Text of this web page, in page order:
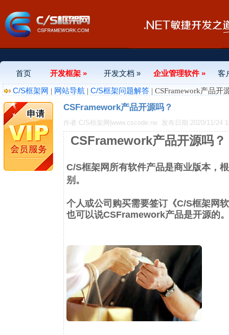
首页 开发框架 » 开发文档 » 企业管理软件 »
客
C/S框架网 | 网站导航 | C/S框架问题解答 | CSFramework产品开
CSFramework产品开源吗？
作者:C/S框架网|www.cscode.ne 发布日期:2020/11/24
CSFramework产品开源吗？
C/S框架网所有软件产品是商业版本，
别。
个人或公司购买需要签订《C/S框架网
也可以说CSFramework产品是开源的。